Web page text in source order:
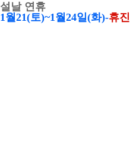
설날 연휴
1월21(토)~1월24일(화)-휴진